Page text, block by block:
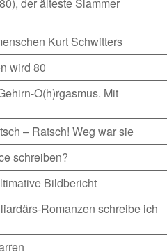
Kurt Schwitters
wird 80
O(h)rgasmus. Mit
– Ratsch! Weg war sie
schreiben?
Bildbericht
Romanzen schreibe ich